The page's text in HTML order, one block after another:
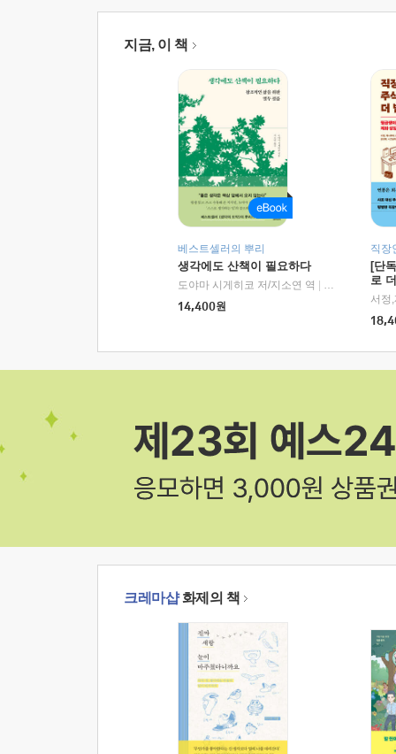
지금, 이 책
베스트셀러의 뿌리
생각에도 산책이 필요하다
도야마 시게히코 저/지소연 역
알에이치코리
14,400원
직장
[단
로
크레마샵화제의 책